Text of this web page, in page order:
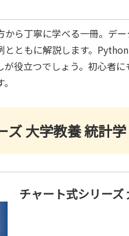
から丁寧に学べる一冊。デ
とともに解説します。
が役立つでしょう。初心者
ズ 大学教養 統計学
チャート式シリーズ